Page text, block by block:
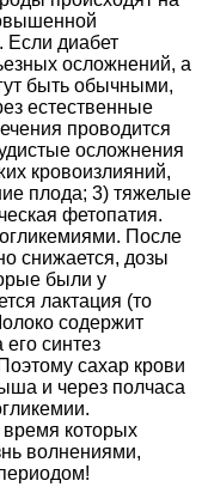
Если диабет
осложнений, а
быть обычными,
естественные
проводится
осложнения
кровоизлияний,
плода; 3) тяжелые
фетопатия.
После
снижается, дозы
были у
лактация (то
содержит
синтез
сахар крови
и через полчаса
которых
волнениями,